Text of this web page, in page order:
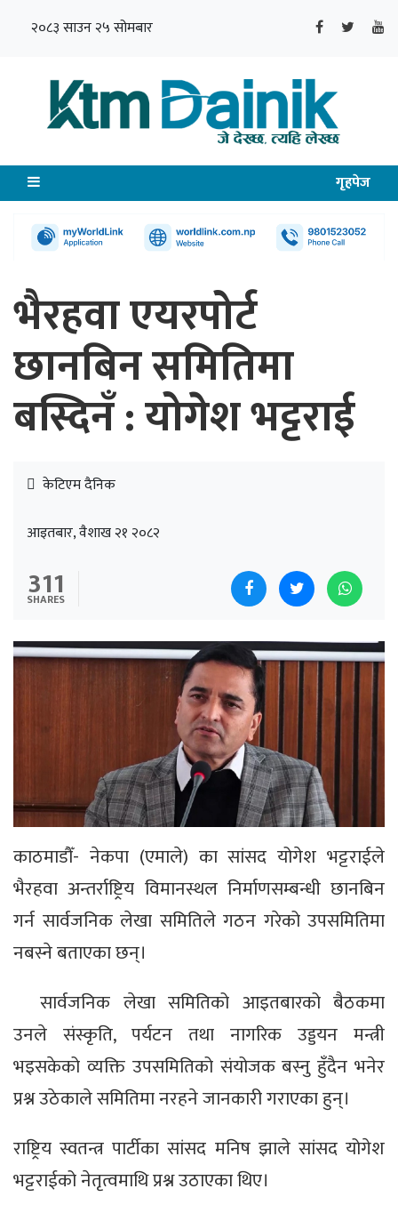
२०८३ साउन २५ सोमबार
गृहपेज
भैरहवा एयरपोर्ट
छानबिन समितिमा
बस्दिनँ : योगेश भट्टराई
केटिएम दैनिक
आइतबार, वैशाख २१ २०८२
311
SHARES
काठमाडौँ- नेकपा (एमाले) का सांसद योगेश भट्टराईले
भैरहवा अन्तर्राष्ट्रिय विमानस्थल निर्माणसम्बन्धी छानबिन
गर्न सार्वजनिक लेखा समितिले गठन गरेको उपसमितिमा
नबस्ने बताएका छन्।
सार्वजनिक लेखा समितिको आइतबारको बैठकमा
उनले संस्कृति, पर्यटन तथा नागरिक उड्डयन मन्त्री
भइसकेको व्यक्ति उपसमितिको संयोजक बस्नु हुँदैन भनेर
प्रश्न उठेकाले समितिमा नरहने जानकारी गराएका हुन्।
राष्ट्रिय स्वतन्त्र पार्टीका सांसद मनिष झाले सांसद योगेश
भट्टराईको नेतृत्वमाथि प्रश्न उठाएका थिए।